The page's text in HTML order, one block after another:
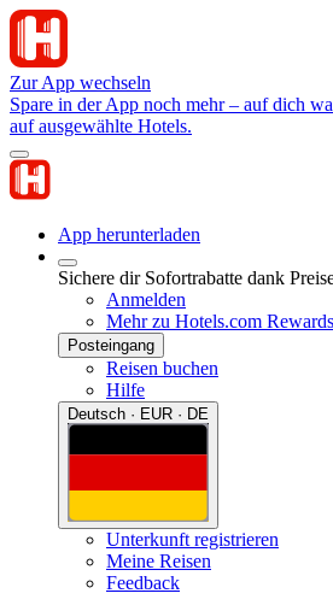
Zur App wechseln
Spare in der App noch mehr – auf dich
auf ausgewählte Hotels.
App herunterladen
Sichere dir Sofortrabatte dank
Anmelden
Mehr zu Hotels.com Rewards
Posteingang
Reisen buchen
Hilfe
Deutsch · EUR · DE
Unterkunft registrieren
Meine Reisen
Feedback